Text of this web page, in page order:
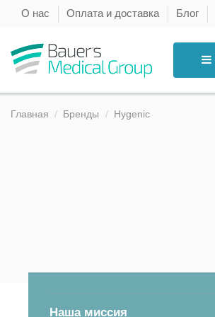
О нас Оплата и доставка Блог
Главная Бренды Hygenic
Наша миссия